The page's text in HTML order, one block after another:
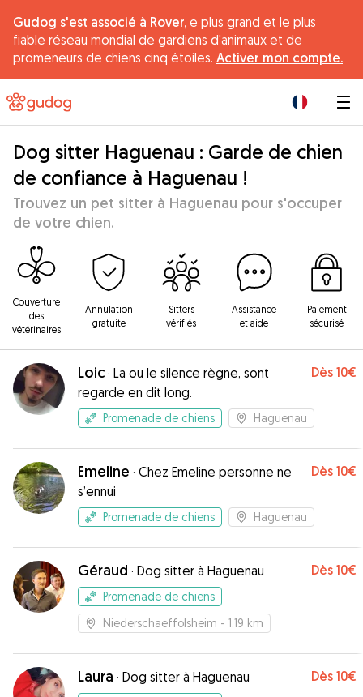
Gudog s'est associé à Rover, e plus grand et le plus
fiable réseau mondial de gardiens d'animaux et de
promeneurs de chiens cinq étoiles. Activer mon compte.
Dog sitter Haguenau : Garde de chien
de confiance à Haguenau !
Trouvez un pet sitter à Haguenau pour s'occuper
de votre chien.
Couverture
des
vétérinaires
Annulation
gratuite
Sitters
vérifiés
Assistance
et aide
Paiement
sécurisé
Loic · La ou le silence règne, sont
regarde en dit long.
Dès 10€
Promenade de chiens Haguenau
Emeline · Chez Emeline personne ne
s’ennui
Dès 10€
Promenade de chiens Haguenau
Géraud · Dog sitter à Haguenau Dès 10€
Promenade de chiens
Niederschaeffolsheim - 1.19 km
Laura · Dog sitter à Haguenau Dès 10€